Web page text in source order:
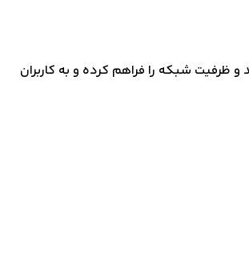
ظرفیت شبکه را فراهم کرده و به کاربران